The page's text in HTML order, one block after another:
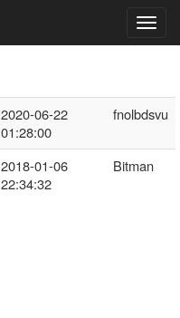
2020-06-22
01:28:00
fnolbdsvu
2018-01-06
22:34:32
Bitman